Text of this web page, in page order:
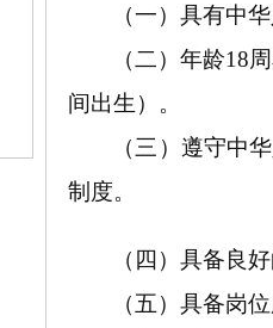
（一）具有中
（二）年龄18
间出生）。
（三）遵守中
制度。
（四）具备良
（五）具备岗